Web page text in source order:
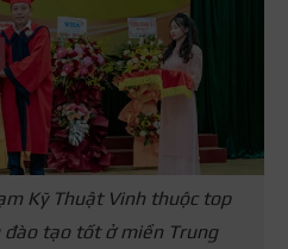
Kỹ Thuật Vinh thuộc top
tạo tốt ở miền Trung